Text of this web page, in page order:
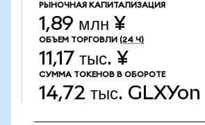
РЫНОЧНАЯ КАПИТАЛИЗАЦИЯ
1,89 млн ¥
ОБЪЕМ ТОРГОВЛИ (24 Ч)
11,17 тыс. ¥
СУММА ТОКЕНОВ В ОБОРОТЕ
14,72 тыс. GLXYon